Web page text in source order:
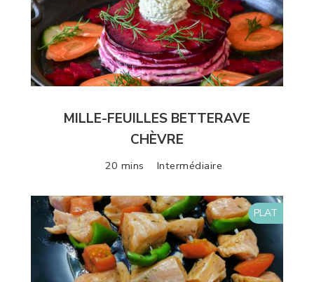
MILLE-FEUILLES BETTERAVE
CHÈVRE
20 mins Intermédiaire
PLAT